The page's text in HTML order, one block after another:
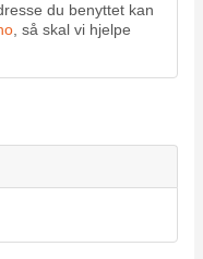
du benyttet kan
, så skal vi hjelpe